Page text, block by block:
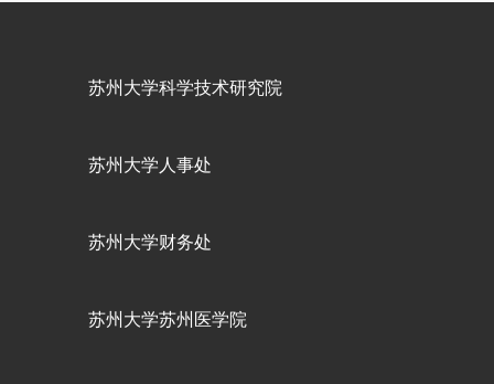
苏州大学科学技术研究院
苏州大学人事处
苏州大学财务处
苏州大学苏州医学院